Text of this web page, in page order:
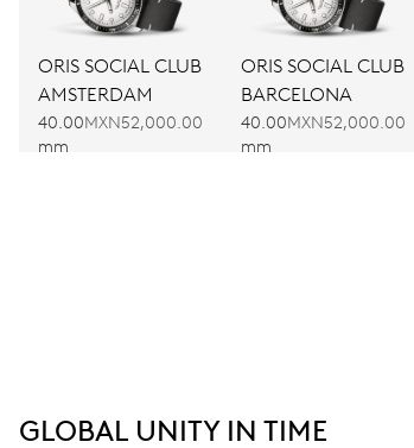
ORIS SOCIAL CLUB
AMSTERDAM
40.00
mm
MXN52,000.00
ORIS SOCIAL CLUB
BARCELONA
40.00
mm
MXN52,000.00
GLOBAL UNITY IN TIME